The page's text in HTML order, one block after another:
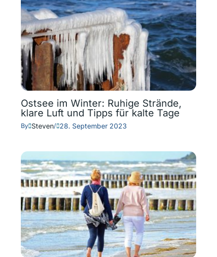
Ostsee im Winter: Ruhige Strände,
klare Luft und Tipps für kalte Tage
By Steven/ 28. September 2023